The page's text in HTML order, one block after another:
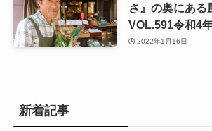
さ』の奥にある
VOL.591令和4
2022年1月16日
新着記事